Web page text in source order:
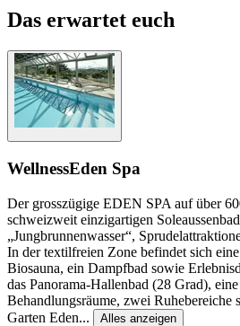
Das erwartet euch
WellnessEden Spa
Der grosszügige EDEN SPA auf über
schweizweit einzigartigen
„Jungbrunnenwasser“,
In der textilfreien Zone befindet sich
Biosauna, ein Dampfbad sowie
das Panorama-Hallenbad (28 Grad),
Behandlungsräume, zwei Ruhebereiche
Garten Eden... Alles anzeigen